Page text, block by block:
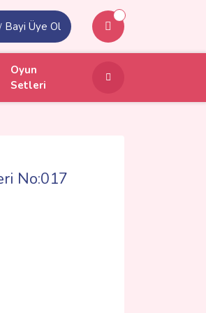
/ Bayi Üye Ol
Oyun
Setleri
No:017